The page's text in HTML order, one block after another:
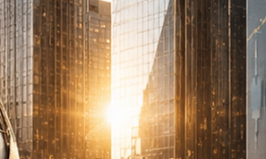
Anderson Timm
19 de jun.
Wealth Planning
Multimodelo deixa de ser
ocupar o centro da estratégia
investimento